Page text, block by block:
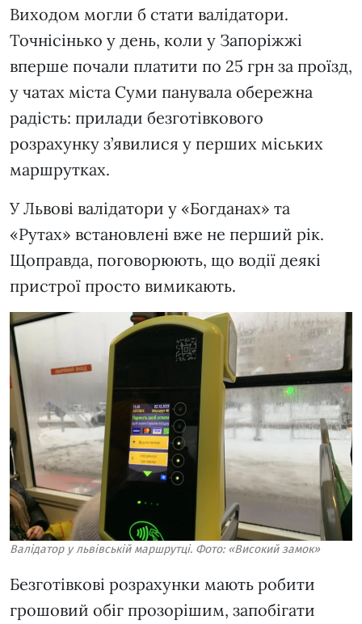
Виходом могли б стати валідатори.
Точнісінько у день, коли у Запоріжжі
вперше почали платити по 25 грн за проїзд,
у чатах міста Суми панувала обережна
радість: прилади безготівкового
розрахунку з’явилися у перших міських
маршрутках.
У Львові валідатори у «Богданах» та
«Рутах» встановлені вже не перший рік.
Щоправда, поговорюють, що водії деякі
пристрої просто вимикають.
Валідатор у львівській маршрутці. Фото: «Високий замок»
Безготівкові розрахунки мають робити
грошовий обіг прозорішим, запобігати